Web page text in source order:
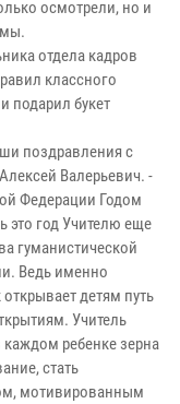
осмотрели, но и
отдела кадров
классного
подарил букет
поздравления с
Валерьевич. -
Федерации Годом
это год Учителю еще
гуманистической
Ведь именно
детям путь
Учитель
ребенке зерна
стать
мотивированным